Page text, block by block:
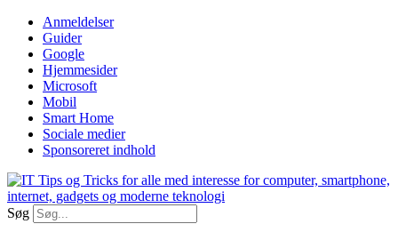
Videre
indhold
Anmeldelser
Guider
Google
Hjemmesider
Microsoft
Mobil
Smart Home
Sociale medier
Sponsoreret indhold
Søg